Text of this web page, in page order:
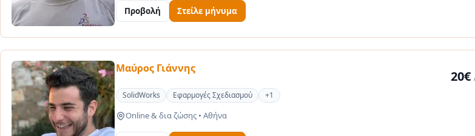
Προβολή Στείλε μήνυμα
Μαύρος Γιάννης 20€
SolidWorks
Εφαρμογές Σχεδιασμού +1
Online & δια ζώσης • Αθήνα